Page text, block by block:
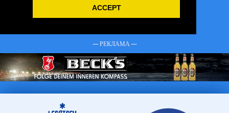
ACCEPT
— РЕКЛАМА —